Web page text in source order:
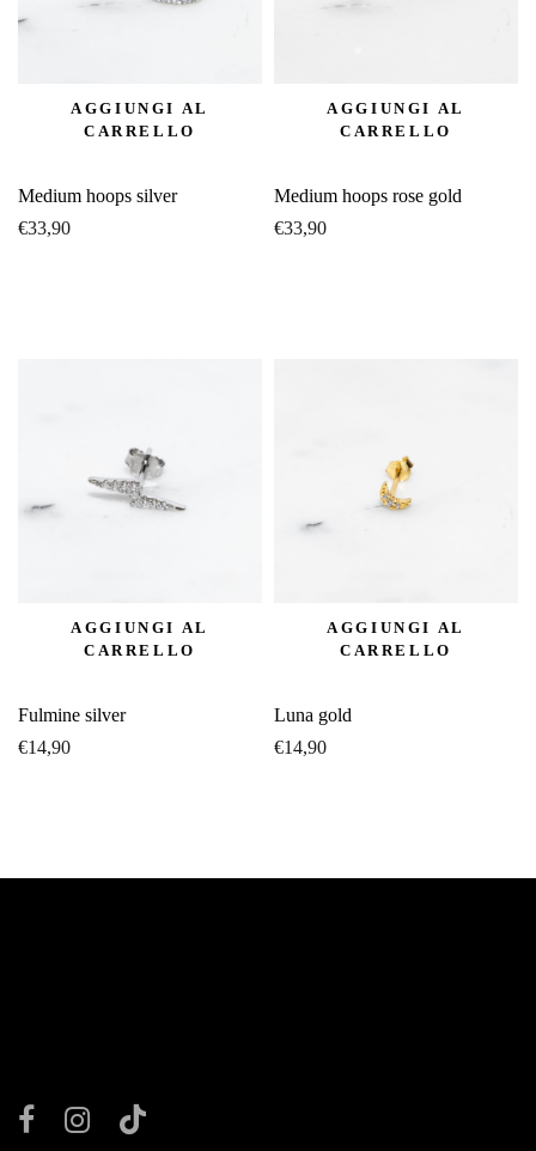
AGGIUNGI AL
CARRELLO
Medium hoops silver
€33,90
AGGIUNGI AL
CARRELLO
Medium hoops rose gold
€33,90
AGGIUNGI AL
CARRELLO
Fulmine silver
€14,90
AGGIUNGI AL
CARRELLO
Luna gold
€14,90